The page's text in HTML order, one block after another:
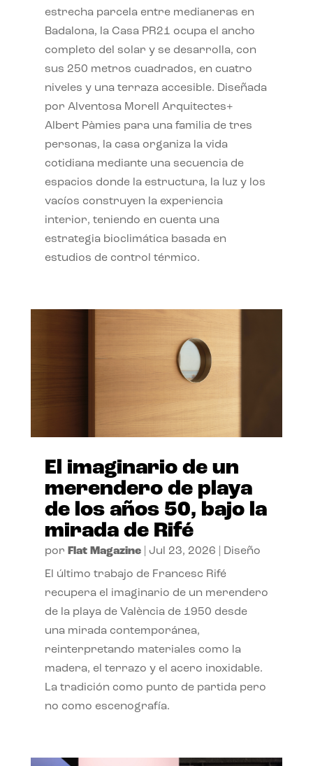
estrecha parcela entre medianeras en
Badalona, la Casa PR21 ocupa el ancho
completo del solar y se desarrolla, con
sus 250 metros cuadrados, en cuatro
niveles y una terraza accesible. Diseñada
por Alventosa Morell Arquitectes+
Albert Pàmies para una familia de tres
personas, la casa organiza la vida
cotidiana mediante una secuencia de
espacios donde la estructura, la luz y los
vacíos construyen la experiencia
interior, teniendo en cuenta una
estrategia bioclimática basada en
estudios de control térmico.
El imaginario de un
merendero de playa
de los años 50, bajo la
mirada de Rifé
por Flat Magazine| Jul 23, 2026 Diseño
El último trabajo de Francesc Rifé
recupera el imaginario de un merendero
de la playa de València de 1950 desde
una mirada contemporánea,
reinterpretando materiales como la
madera, el terrazo y el acero inoxidable.
La tradición como punto de partida pero
no como escenografía.